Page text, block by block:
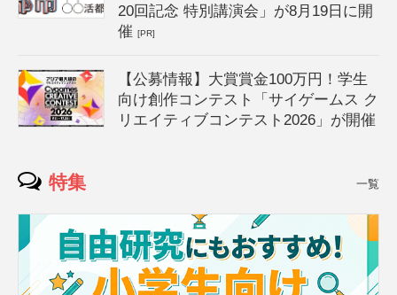
20回記念 特別講演会」が8月19日に開
催[PR]
【公募情報】大賞賞金100万円！学生
向け創作コンテスト「サイゲームス ク
リエイティブコンテスト2026」が開催
特集 一覧